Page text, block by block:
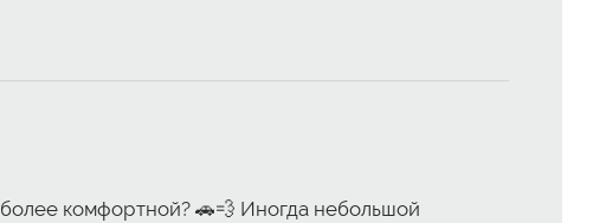
комфортной? 🚗💨 Иногда небольшой